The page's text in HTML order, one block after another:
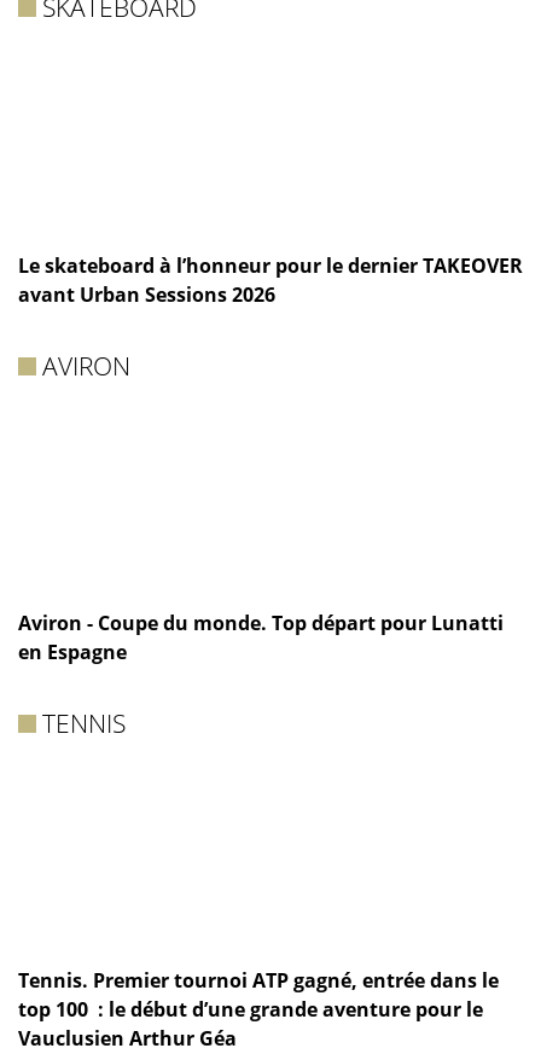
SKATEBOARD
Le skateboard à l’honneur pour le dernier TAKEOVER
avant Urban Sessions 2026
AVIRON
Aviron - Coupe du monde. Top départ pour Lunatti
en Espagne
TENNIS
Tennis. Premier tournoi ATP gagné, entrée dans le
top 100 : le début d’une grande aventure pour le
Vauclusien Arthur Géa